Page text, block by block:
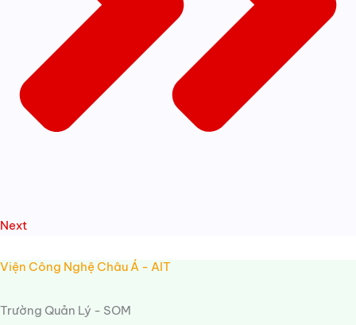
Next
Viện Công Nghệ Châu Á - AIT
Trường Quản Lý - SOM